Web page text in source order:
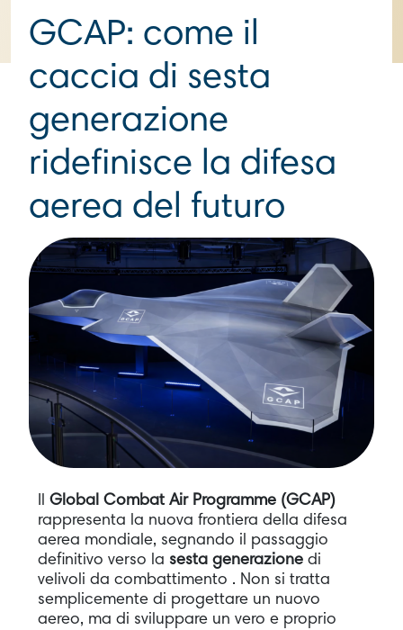
GCAP: come il
caccia di sesta
generazione
ridefinisce la difesa
aerea del futuro
Global Combat Air Programme (GCAP)
rappresenta la nuova frontiera della difesa
aerea mondiale, segnando il passaggio
definitivo verso la sesta generazione di
velivoli da combattimento . Non si tratta
semplicemente di progettare un nuovo
aereo, ma di sviluppare un vero e proprio